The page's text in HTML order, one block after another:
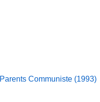
Communiste (1993)